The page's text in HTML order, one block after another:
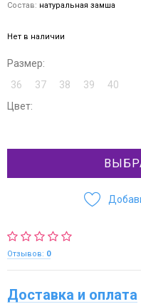
Состав: натуральная замша
Нет в наличии
Размер:
36
37 38 39
40
Цвет:
Отзывов: 0
Доставка и оплата